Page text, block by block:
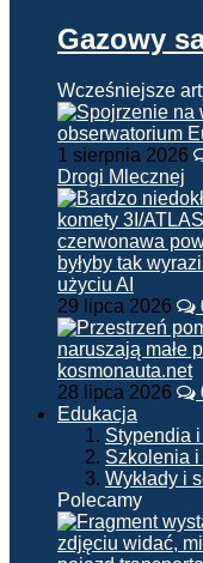
Gazowy
Wcześniejsze
1 sierpnia 2026
Drogi Mlecznej
29 lipca 2026
28 lipca 2026
Edukacja
Stypendia
Szkolenia
Wykłady i
Polecamy